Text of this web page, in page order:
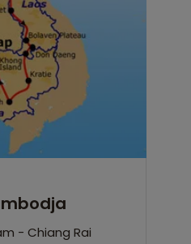
- Chiang Rai